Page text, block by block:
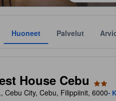
Huoneet Palvelut
House Cebu
Cebu City, Cebu, Filippiinit, 6000-